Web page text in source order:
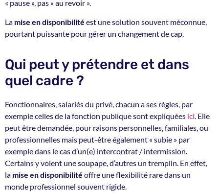
« pause », pas « au revoir ».
La mise en disponibilité est une solution souvent méconnue,
pourtant puissante pour gérer un changement de cap.
Qui peut y prétendre et dans
quel cadre ?
Fonctionnaires, salariés du privé, chacun a ses règles, par
exemple celles de la fonction publique sont expliquées ici. Elle
peut être demandée, pour raisons personnelles, familiales, ou
professionnelles mais peut-être également « subie » par
exemple dans le cas d’un(e) intercontrat / intermission.
Certains y voient une soupape, d’autres un tremplin. En effet,
la mise en disponibilité offre une flexibilité rare dans un
monde professionnel souvent rigide.